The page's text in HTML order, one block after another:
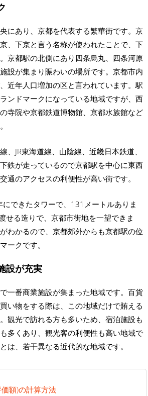
にあり、京都を代表する繁華街です。京
、下京と言う名称が使われたことで、下
京都駅の北側にあり四条烏丸、四条河原
設が集まり賑わいの場所です。京都市内
近年人口増加の区と言われています。駅
ンドマークになっている地域ですが、西
寺院や京都鉄道博物館、京都水族館など
、JR東海道線、山陰線、近畿日本鉄道、
鉄が走っているので京都駅を中心に東西
通のアクセスの利便性が高い街です。
できたタワーで、131メートルありま
せる造りで、京都市街地を一望できま
わかるので、京都郊外からも京都駅の位
ークです。
設が充実
一番商業施設が集まった地域です。百貨
い物をする際は、この地域だけで賄える
観光で訪れる方も多いため、宿泊施設も
多くあり、観光客の利便性も高い地域で
は、若干異なる近代的な地域です。
額)の計算方法